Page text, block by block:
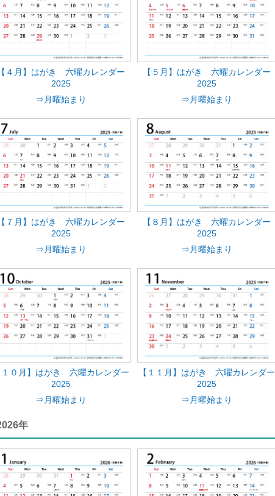
【４月】はがき 六曜カレンダー
2025
⇒月曜始まり
【５月】はがき 六曜カレンダー
2025
⇒月曜始まり
【７月】はがき 六曜カレンダー
2025
⇒月曜始まり
【８月】はがき 六曜カレンダー
2025
⇒月曜始まり
１０月】はがき 六曜カレンダー
2025
⇒月曜始まり
【１１月】はがき 六曜カレンダー
2025
⇒月曜始まり
年